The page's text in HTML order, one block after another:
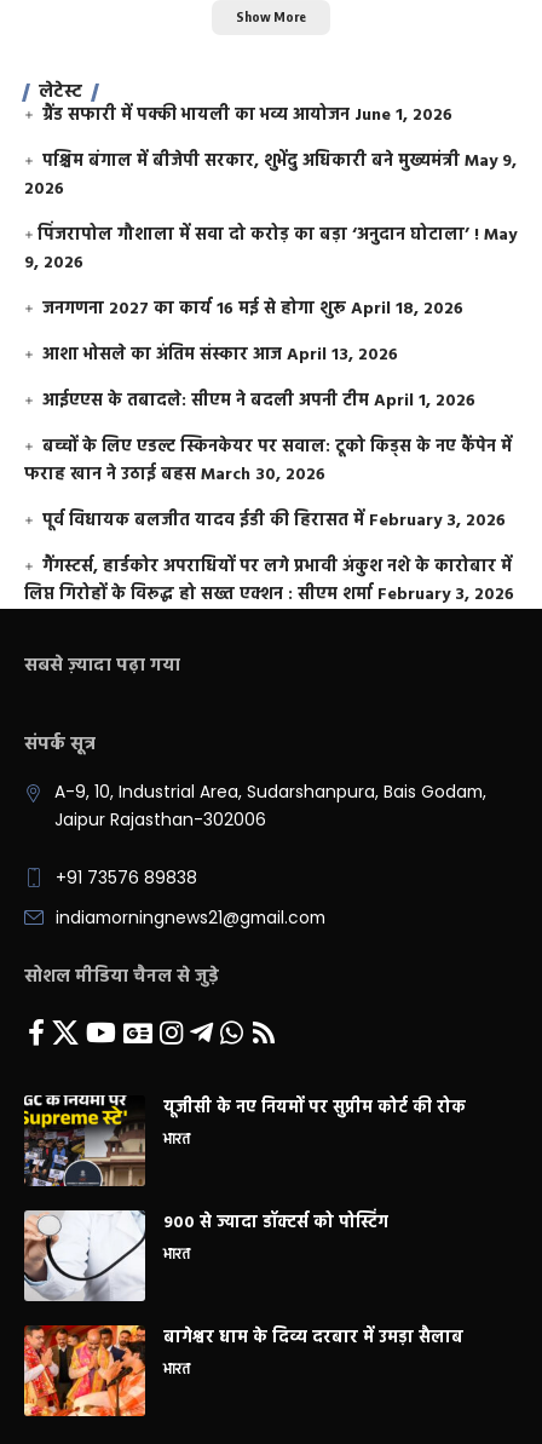
Show More
लेटेस्ट
ग्रैंड सफारी में पक्की भायली का भव्य आयोजन June 1, 2026
पश्चिम बंगाल में बीजेपी सरकार, शुभेंदु अधिकारी बने मुख्यमंत्रीMay 9,
2026
​पिंजरापोल गौशाला में सवा दो करोड़ का बड़ा ‘अनुदान घोटाला’ !May
9, 2026
जनगणना 2027 का कार्य 16 मई से होगा शुरूApril 18, 2026
आशा भोसले का अंतिम संस्कार आजApril 13, 2026
आईएएस के तबादले: सीएम ने बदली अपनी टीमApril 1, 2026
बच्चों के लिए एडल्ट स्किनकेयर पर सवाल: टूको किड्स के नए कैंपेन में
फराह खान ने उठाई बहसMarch 30, 2026
पूर्व विधायक बलजीत यादव ईडी की हिरासत में February 3, 2026
गैंगस्टर्स, हार्डकोर अपराधियों पर लगे प्रभावी अंकुश नशे के कारोबार में
लिप्त गिरोहों के विरूद्ध हो सख्त एक्शन : सीएम शर्मा February 3, 2026
सबसे ज़्यादा पढ़ा गया
संपर्क सूत्र
A-9, 10, Industrial Area, Sudarshanpura, Bais Godam,
Jaipur Rajasthan-302006
+91 73576 89838
indiamorningnews21@gmail.com
सोशल मीडिया चैनल से जुड़े
यूजीसी के नए नियमों पर सुप्रीम कोर्ट की रोक
भारत
900 से ज्यादा डॉक्टर्स को पोस्टिंग
भारत
बागेश्वर धाम के दिव्य दरबार में उमड़ा सैलाब
भारत